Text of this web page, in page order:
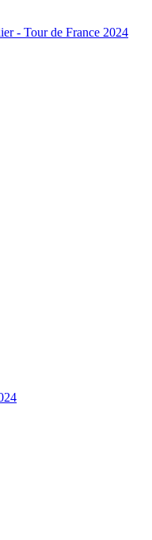
- Tour de France 2024